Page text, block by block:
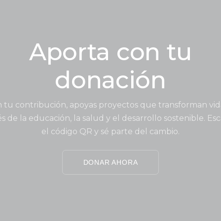
Aporta con tu
donación
tu contribución, apoyas proyectos que transforman
de la educación, la salud y el desarrollo sostenible.
el código QR y sé parte del cambio.
DONAR AHORA